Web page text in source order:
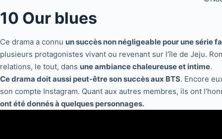
10 Our blues
Ce drama a connu un succès non négligeable pour une série
plusieurs protagonistes vivant ou revenant sur l’île de Jeju.
relations, le tout, dans une ambiance chaleureuse et intime.
Ce drama doit aussi peut-être son succès aux BTS. Encore
son compte Instagram. Quant aux autres membres, ils ont
ont été donnés à quelques personnages.